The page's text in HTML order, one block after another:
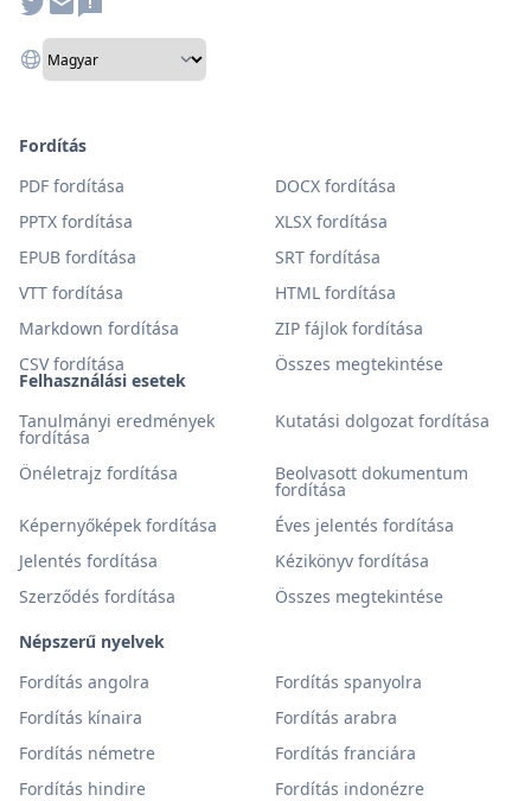
Felhasználási esetek
Tanulmányi eredmények
fordítása
Kutatási dolgozat fordítása
Önéletrajz fordítása Beolvasott dokumentum
fordítása
Képernyőképek fordítása
Éves jelentés fordítása
Jelentés fordítása
Kézikönyv fordítása
Szerződés fordítása
Összes megtekintése
Népszerű nyelvek
Fordítás angolra
Fordítás spanyolra
Fordítás kínaira
Fordítás arabra
Fordítás németre
Fordítás franciára
Fordítás hindire
Fordítás indonézre
Fordítás
PDF fordítása
DOCX fordítása
PPTX fordítása
XLSX fordítása
EPUB fordítása
SRT fordítása
VTT fordítása
HTML fordítása
Markdown fordítása
ZIP fájlok fordítása
CSV fordítása
Összes megtekintése